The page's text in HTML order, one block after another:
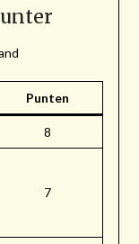
Punten
8
7